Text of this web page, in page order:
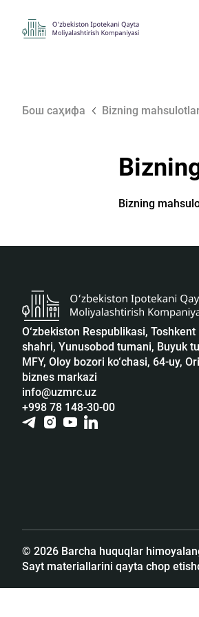
Бош саҳифа Bizning
Bizning
O‘zbekiston Respublikasi, Toshkent
shahri, Yunusobod tumani, Buyuk
MFY, Oloy bozori ko‘chasi, 64-uy,
biznes markazi
info@uzmrc.uz
+998 78 148-30-00
© 2026 Barcha huquqlar
Sayt materiallarini qayta chop